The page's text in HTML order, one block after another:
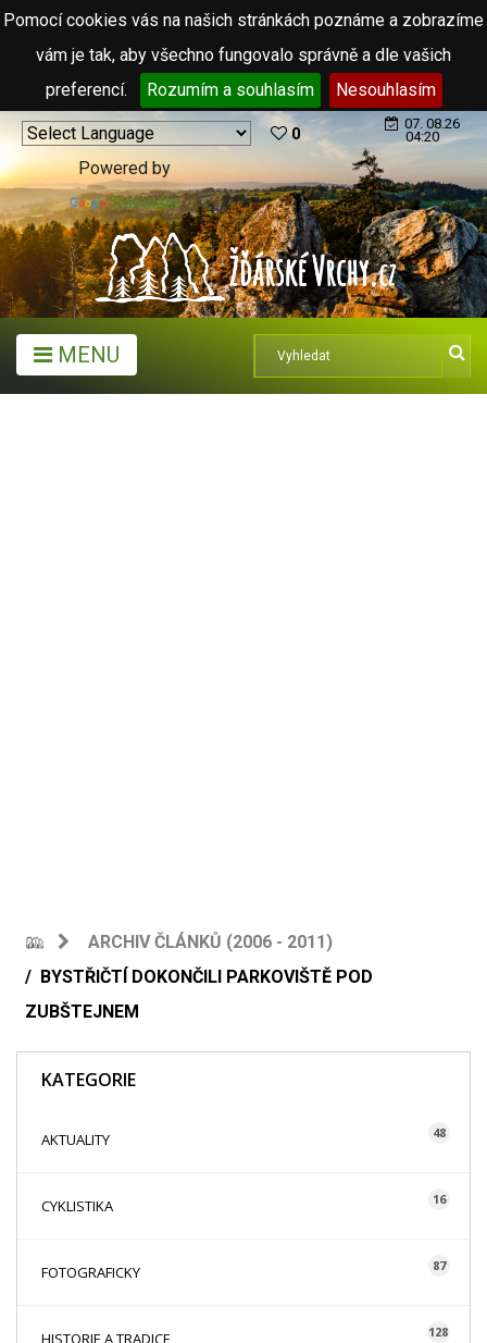
Pomocí cookies vás na našich stránkách poznáme a zobrazíme
vám je tak, aby všechno fungovalo správně a dle vašich
preferencí.
Rozumím a souhlasím Nesouhlasím
Powered by
Translate
0
07. 08.26
04:20
MENU
ARCHIV ČLÁNKŮ (2006 - 2011)
BYSTŘIČTÍ DOKONČILI PARKOVIŠTĚ POD
ZUBŠTEJNEM
KATEGORIE
AKTUALITY 48
CYKLISTIKA 16
FOTOGRAFICKY 87
HISTORIE A TRADICE 128